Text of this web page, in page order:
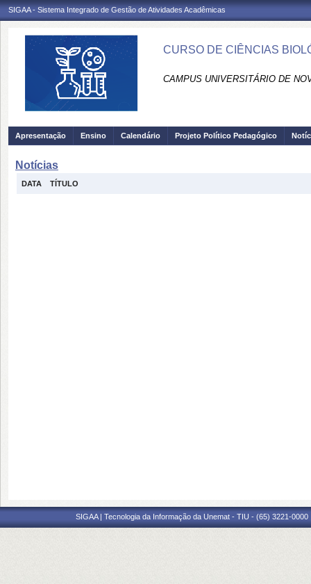
SIGAA - Sistema Integrado de Gestão de Atividades Acadêmicas
CURSO DE CIÊNCIAS
CAMPUS UNIVERSITÁRIO DE
Apresentação Ensino Calendário Projeto Político Pedagógico
Notícias
DATA TÍTULO
SIGAA | Tecnologia da Informação da Unemat - TIU - (65) 3221-